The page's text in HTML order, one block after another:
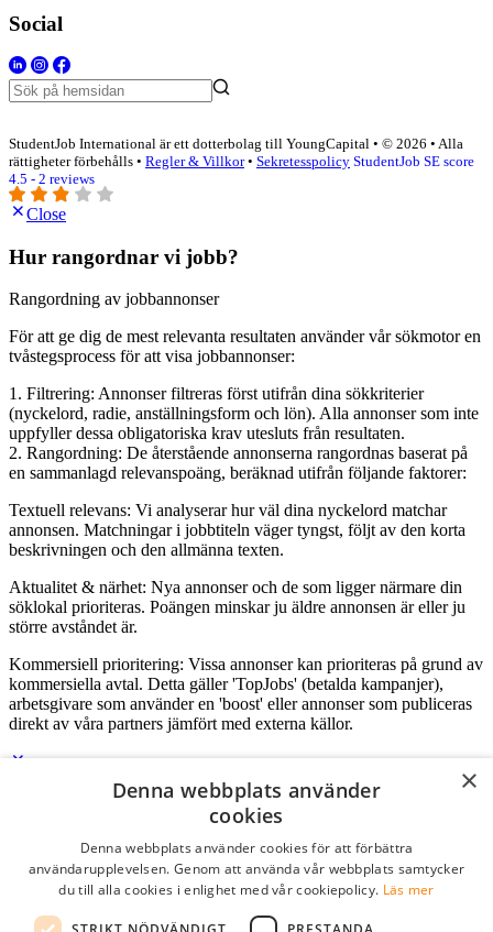
Social
StudentJob International är ett dotterbolag till YoungCapital • © 2026 • Alla
rättigheter förbehålls • Regler & Villkor• Sekretesspolicy StudentJob SE score
4.5 - 2 reviews
Close
Hur rangordnar vi jobb?
Rangordning av jobbannonser
För att ge dig de mest relevanta resultaten använder vår sökmotor en
tvåstegsprocess för att visa jobbannonser:
1. Filtrering: Annonser filtreras först utifrån dina sökkriterier
(nyckelord, radie, anställningsform och lön). Alla annonser som inte
uppfyller dessa obligatoriska krav utesluts från resultaten.
2. Rangordning: De återstående annonserna rangordnas baserat på
en sammanlagd relevanspoäng, beräknad utifrån följande faktorer:
Textuell relevans: Vi analyserar hur väl dina nyckelord matchar
annonsen. Matchningar i jobbtiteln väger tyngst, följt av den korta
beskrivningen och den allmänna texten.
Aktualitet & närhet: Nya annonser och de som ligger närmare din
söklokal prioriteras. Poängen minskar ju äldre annonsen är eller ju
större avståndet är.
Kommersiell prioritering: Vissa annonser kan prioriteras på grund av
kommersiella avtal. Detta gäller 'TopJobs' (betalda kampanjer),
arbetsgivare som använder en 'boost' eller annonser som publiceras
direkt av våra partners jämfört med externa källor.
Lösenord
×
Denna webbplats använder
cookies
Denna webbplats använder cookies för att förbättra
användarupplevelsen. Genom att använda vår webbplats samtycker
du till alla cookies i enlighet med vår cookiepolicy. Läs mer